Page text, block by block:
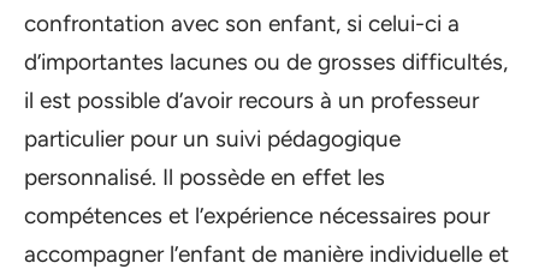
confrontation avec son enfant, si celui-ci a
d’importantes lacunes ou de grosses difficultés,
il est possible d’avoir recours à un professeur
particulier pour un suivi pédagogique
personnalisé. Il possède en effet les
compétences et l’expérience nécessaires pour
accompagner l’enfant de manière individuelle et